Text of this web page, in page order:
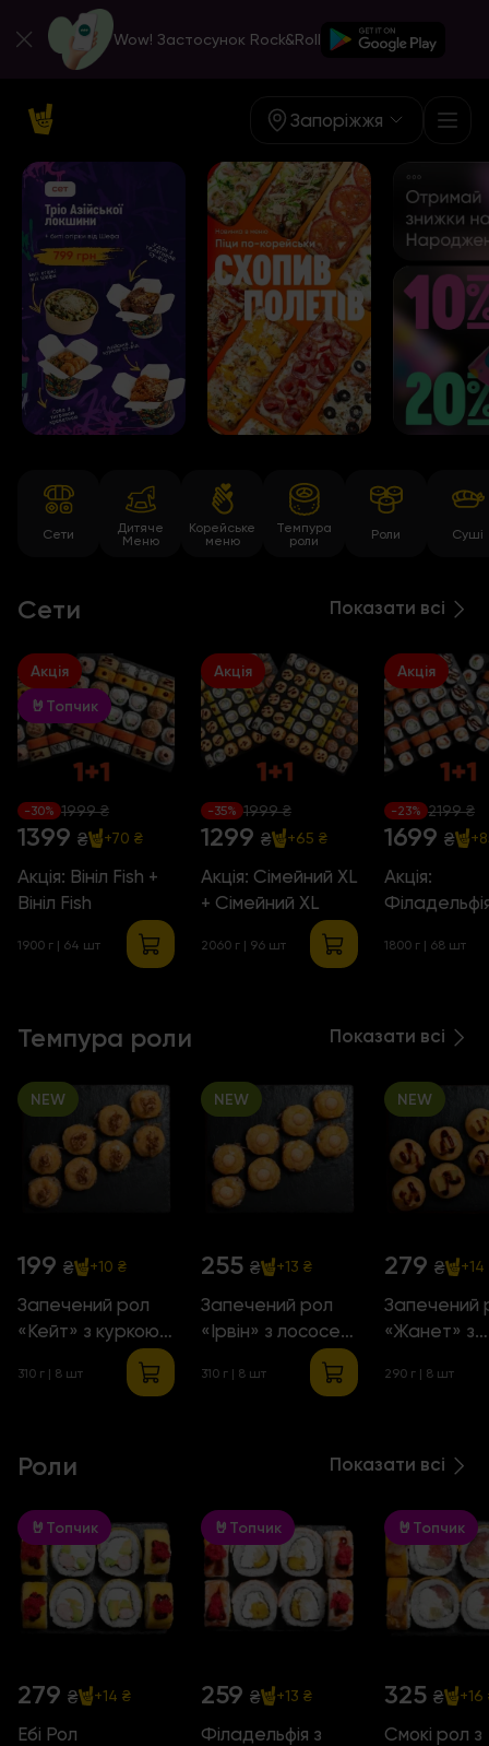
Wow! Застосунок Rock&Roll
Запоріжжя
Сети
Дитяче
Меню
Корейське
меню
Темпура
роли
Роли Суші
Сети Показати всі
Акція
🤘Топчик
-30% 1999 ₴
1399 ₴ +70 ₴
Акція: Вініл Fish +
Вініл Fish
1900 г | 64 шт
Акція
-35% 1999 ₴
1299 ₴ +65 ₴
Акція: Сімейний XL
+ Сімейний XL
2060 г | 96 шт
Акція
-23% 2199 ₴
1699 ₴
Акція:
1800 г | 68 шт
Темпура роли Показати всі
NEW
199 ₴ +10 ₴
Запечений рол
«Кейт» з куркою
310 г | 8 шт
NEW
255 ₴ +13 ₴
Запечений рол
«Ірвін» з лососем
310 г | 8 шт
NEW
279 ₴ +14
Запечений
«Жанет» з
290 г | 8 шт
Роли Показати всі
🤘Топчик
279 ₴ +14 ₴
Ебі Рол
🤘Топчик
259 ₴ +13 ₴
Філадельфія з
🤘Топчик
325 ₴ +16
Смокі рол з